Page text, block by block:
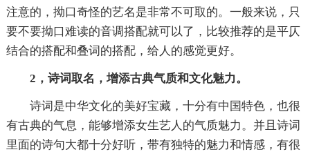
注意的，拗口奇怪的艺名是非常不可取的。一般来说，只
要不要拗口难读的音调搭配就可以了，比较推荐的是平仄
结合的搭配和叠词的搭配，给人的感觉更好。
2，诗词取名，增添古典气质和文化魅力。
诗词是中华文化的美好宝藏，十分有中国特色，也很
有古典的气息，能够增添女生艺人的气质魅力。并且诗词
里面的诗句大都十分好听，带有独特的魅力和情感，有很